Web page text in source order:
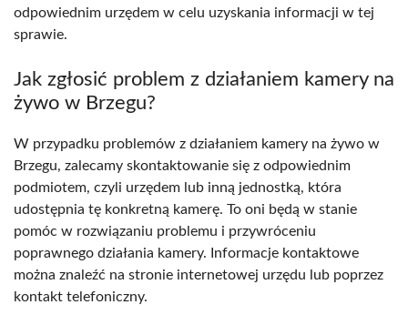
odpowiednim urzędem w celu uzyskania informacji w tej
sprawie.
Jak zgłosić problem z działaniem kamery na
żywo w Brzegu?
W przypadku problemów z działaniem kamery na żywo w
Brzegu, zalecamy skontaktowanie się z odpowiednim
podmiotem, czyli urzędem lub inną jednostką, która
udostępnia tę konkretną kamerę. To oni będą w stanie
pomóc w rozwiązaniu problemu i przywróceniu
poprawnego działania kamery. Informacje kontaktowe
można znaleźć na stronie internetowej urzędu lub poprzez
kontakt telefoniczny.